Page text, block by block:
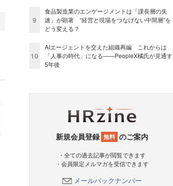
9
食品製造業のエンゲージメントは「課長層の失
速」が顕著 “経営と現場をつなげない中間層”を
どう変える？
10
AIエージェントを交えた組織再編 これからは
「人事の時代」になる——PeopleX橘氏が見通す
5年後
新規会員登録 無料 のご案内
・全ての過去記事が閲覧できます
・会員限定メルマガを受信できます
メールバックナンバー